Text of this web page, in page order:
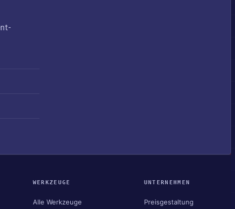
WERKZEUGE
Alle Werkzeuge
UNTERNEHMEN
Preisgestaltung